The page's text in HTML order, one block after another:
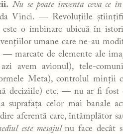
Nu se poate inventa ceva ce
da Vinci. — Revoluțiile
este o îmbinare ubicuă în
umane care ne-au
— marcate de elemente ale
avem avionul), tele-
Meta), controlul minții
deciziile) etc. — nu ar fi fost
suprafața celor mai banale
aferentă care, întâmplător
este mesajulnu face decât